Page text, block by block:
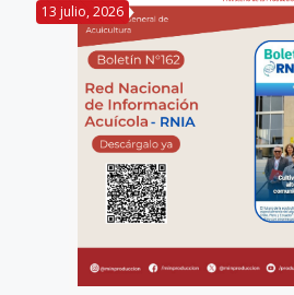
13 julio, 2026